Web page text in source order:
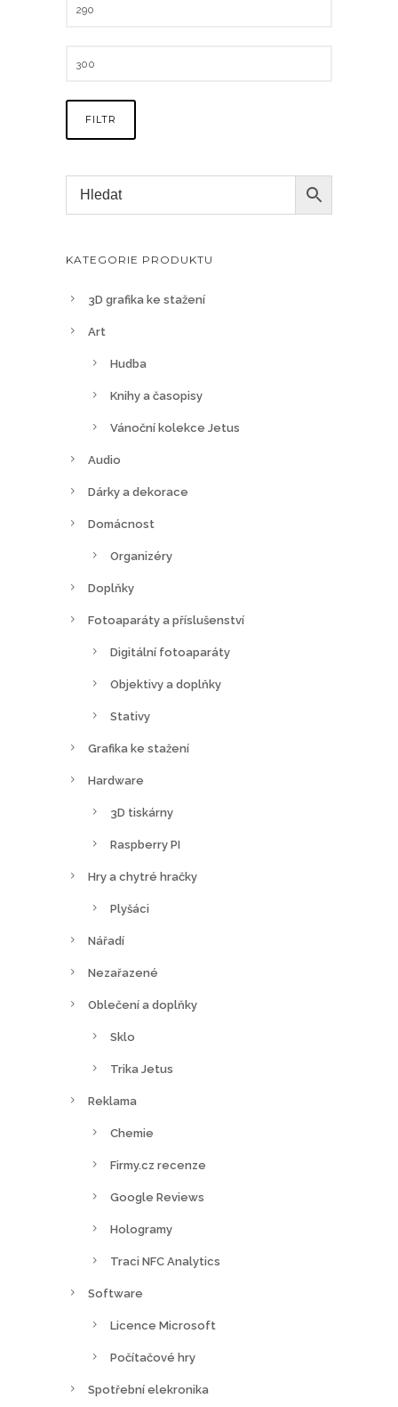
FILTR
KATEGORIE PRODUKTU
3D grafika ke stažení
Art
Hudba
Knihy a časopisy
Vánoční kolekce Jetus
Audio
Dárky a dekorace
Domácnost
Organizéry
Doplňky
Fotoaparáty a příslušenství
Digitální fotoaparáty
Objektivy a doplňky
Stativy
Grafika ke stažení
Hardware
3D tiskárny
Raspberry PI
Hry a chytré hračky
Plyšáci
Nářadí
Nezařazené
Oblečení a doplňky
Sklo
Trika Jetus
Reklama
Chemie
Firmy.cz recenze
Google Reviews
Hologramy
Traci NFC Analytics
Software
Licence Microsoft
Počítačové hry
Spotřební elekronika